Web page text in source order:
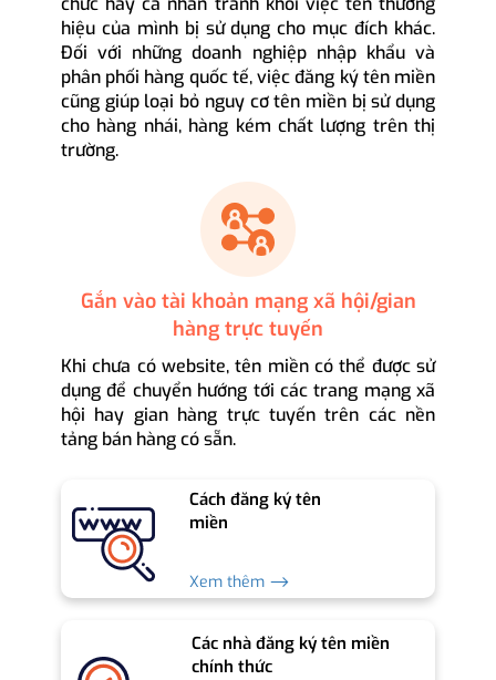
hiệu của mình bị sử dụng cho mục đích khác.
Đối với những doanh nghiệp nhập khẩu và
phân phối hàng quốc tế, việc đăng ký tên miền
cũng giúp loại bỏ nguy cơ tên miền bị sử dụng
cho hàng nhái, hàng kém chất lượng trên thị
trường.
Gắn vào tài khoản mạng xã hội/gian
hàng trực tuyến
Khi chưa có website, tên miền có thể được sử
dụng để chuyển hướng tới các trang mạng xã
hội hay gian hàng trực tuyến trên các nền
tảng bán hàng có sẵn.
Cách đăng ký tên
miền
Xem thêm ⟶
Các nhà đăng ký tên miền
chính thức